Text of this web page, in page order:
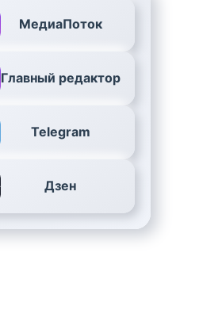
МедиаПоток
Главный редактор
Telegram
Дзен